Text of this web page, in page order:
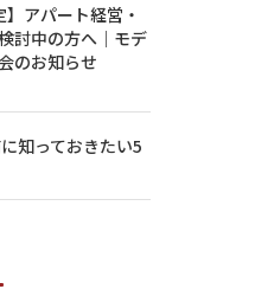
】アパート経営・
討中の方へ｜モデ
のお知らせ
知っておきたい5